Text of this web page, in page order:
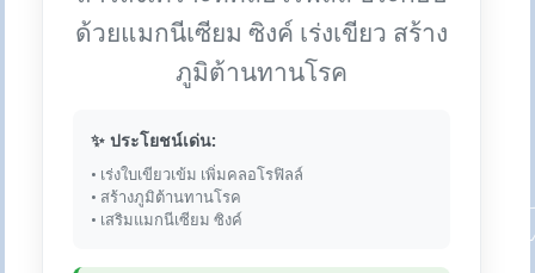
ด้วยแมกนีเซียม ซิงค์ เร่งเขียว สร้าง
ภูมิต้านทานโรค
✨ ประโยชน์เด่น:
• เร่งใบเขียวเข้ม เพิ่มคลอโรฟิลล์
• สร้างภูมิต้านทานโรค
• เสริมแมกนีเซียม ซิงค์